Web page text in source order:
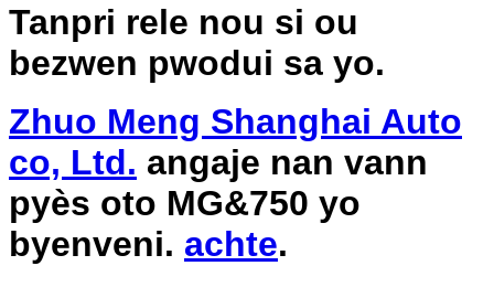
Tanpri rele nou si ou
bezwen pwodui sa yo.
Zhuo Meng Shanghai Auto
co, Ltd. angaje nan vann
pyès oto MG&750 yo
byenveni. achte.